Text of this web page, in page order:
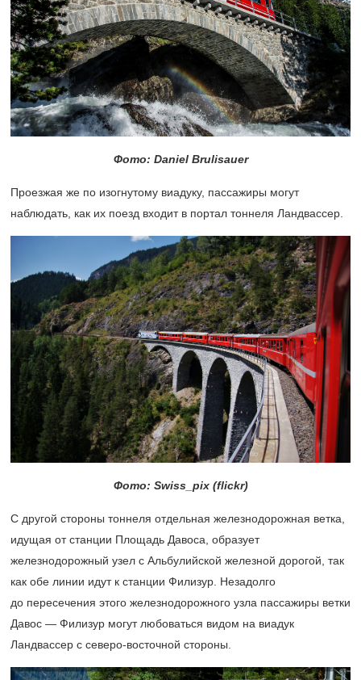
Фото: Daniel Brulisauer
Проезжая же по изогнутому виадуку, пассажиры могут
наблюдать, как их поезд входит в портал тоннеля Ландвассер.
Фото: Swiss_pix (flickr)
C другой стороны тоннеля отдельная железнодорожная ветка,
идущая от станции Площадь Давоса, образует
железнодорожный узел с Альбулийской железной дорогой, так
как обе линии идут к станции Филизур. Незадолго
до пересечения этого железнодорожного узла пассажиры ветки
Давос — Филизур могут любоваться видом на виадук
Ландвассер с северо-восточной стороны.